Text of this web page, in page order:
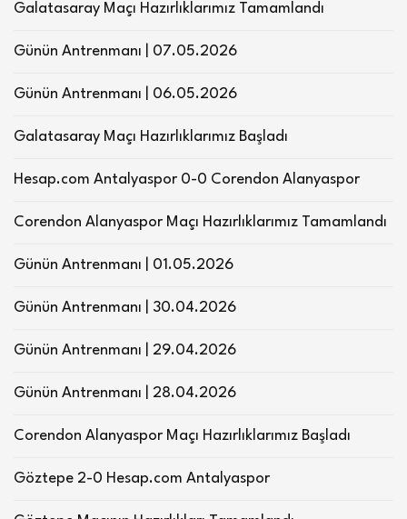
Galatasaray Maçı Hazırlıklarımız Tamamlandı
Günün Antrenmanı | 07.05.2026
Günün Antrenmanı | 06.05.2026
Galatasaray Maçı Hazırlıklarımız Başladı
Hesap.com Antalyaspor 0-0 Corendon Alanyaspor
Corendon Alanyaspor Maçı Hazırlıklarımız Tamamlandı
Günün Antrenmanı | 01.05.2026
Günün Antrenmanı | 30.04.2026
Günün Antrenmanı | 29.04.2026
Günün Antrenmanı | 28.04.2026
Corendon Alanyaspor Maçı Hazırlıklarımız Başladı
Göztepe 2-0 Hesap.com Antalyaspor